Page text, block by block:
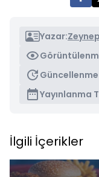
Yazar:
Yayınlanma
İlgili İçerikler